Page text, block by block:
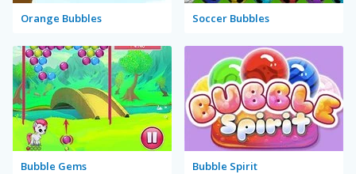
Orange Bubbles Soccer Bubbles
Bubble Gems Bubble Spirit